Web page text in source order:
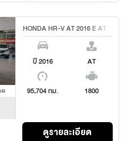
HONDA HR-V AT 2016 E AT
ปี 2016 AT
95,704 กม. 1800
ดูรายละเอียด